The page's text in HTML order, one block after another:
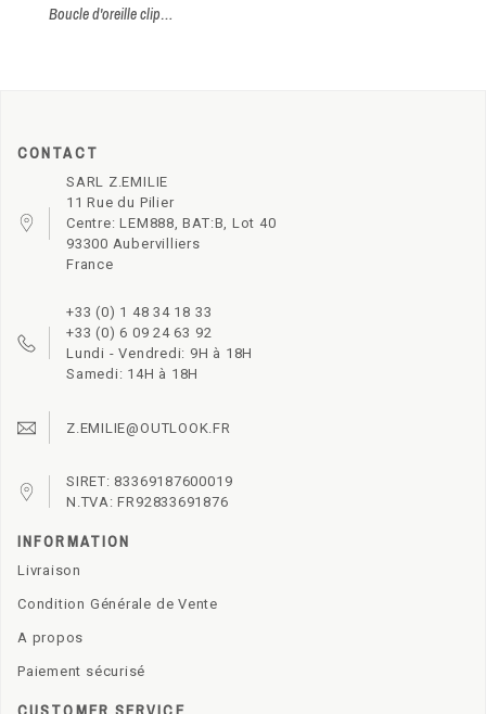
Boucle d'oreille clips pierre turquoise
CONTACT
SARL Z.EMILIE
11 Rue du Pilier
Centre: LEM888, BAT:B, Lot 40
93300 Aubervilliers
France
+33 (0) 1 48 34 18 33
+33 (0) 6 09 24 63 92
Lundi - Vendredi: 9H à 18H
Samedi: 14H à 18H
Z.EMILIE@OUTLOOK.FR
SIRET: 83369187600019
N.TVA: FR92833691876
INFORMATION
Livraison
Condition Générale de Vente
A propos
Paiement sécurisé